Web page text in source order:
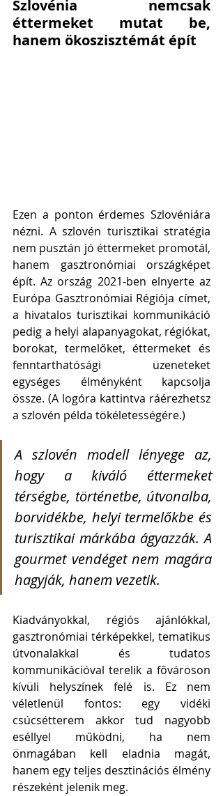
Szlovénia nemcsak
éttermeket mutat be,
hanem ökoszisztémát épít
Ezen a ponton érdemes Szlovéniára
nézni. A szlovén turisztikai stratégia
nem pusztán jó éttermeket promotál,
hanem gasztronómiai országképet
épít. Az ország 2021-ben elnyerte az
Európa Gasztronómiai Régiója címet,
a hivatalos turisztikai kommunikáció
pedig a helyi alapanyagokat, régiókat,
borokat, termelőket, éttermeket és
fenntarthatósági üzeneteket
egységes élményként kapcsolja
össze. (A logóra kattintva ráérezhetsz
a szlovén példa tökéletességére.)
A szlovén modell lényege az,
hogy a kiváló éttermeket
térségbe, történetbe, útvonalba,
borvidékbe, helyi termelőkbe és
turisztikai márkába ágyazzák. A
gourmet vendéget nem magára
hagyják, hanem vezetik.
Kiadványokkal, régiós ajánlókkal,
gasztronómiai térképekkel, tematikus
útvonalakkal és tudatos
kommunikációval terelik a fővároson
kívüli helyszínek felé is. Ez nem
véletlenül fontos: egy vidéki
csúcsétterem akkor tud nagyobb
eséllyel működni, ha nem
önmagában kell eladnia magát,
hanem egy teljes desztinációs élmény
részeként jelenik meg.